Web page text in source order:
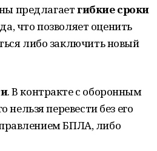
предлагаетгибкие сроки
что позволяет оценить
либо заключить новый
. В контракте с оборонным
перевести без его
БПЛА, либо